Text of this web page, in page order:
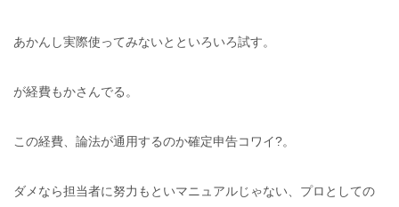
あかんし実際使ってみないとといろいろ試す。
が経費もかさんでる。
この経費、論法が通用するのか確定申告コワイ?。
ダメなら担当者に努力もといマニュアルじゃない、プロとしての